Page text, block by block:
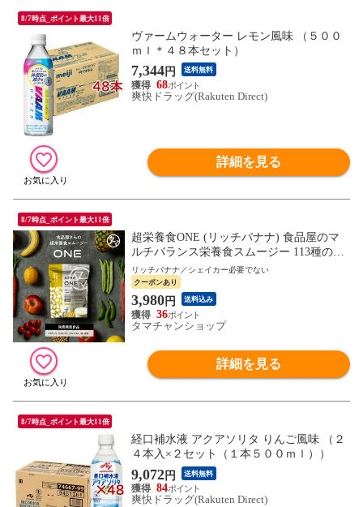
8/7時点_ポイント最大11倍
ヴァームウォーター レモン風味 （５００
ｍｌ＊４８本セット）
7,344円 送料無料
68
爽快ドラッグ(Rakuten Direct)
詳細を見る
8/7時点_ポイント最大11倍
超栄養食ONE (リッチバナナ) 食品屋のマ
ルチバランス栄養食スムージー 113種の野
菜・果物・穀物・海藻由来植物発酵エキス
4種のプロテイン 11種のビタミン 10種のミ
ネラル 22種の乳酸菌 ビフィズス菌 食物繊
維 【送料無料】
リッチバナナ／シェイカー必要でない
クーポンあり
3,980円 送料込み
36
タマチャンショップ
詳細を見る
8/7時点_ポイント最大11倍
経口補水液 アクアソリタ りんご風味 （２
４本入×２セット（１本５００ｍｌ））
9,072円 送料無料
84
爽快ドラッグ(Rakuten Direct)